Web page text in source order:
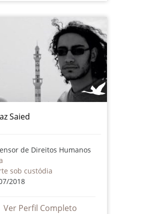
Saied
de Direitos Humanos
sob custódia
2018
Ver Perfil Completo